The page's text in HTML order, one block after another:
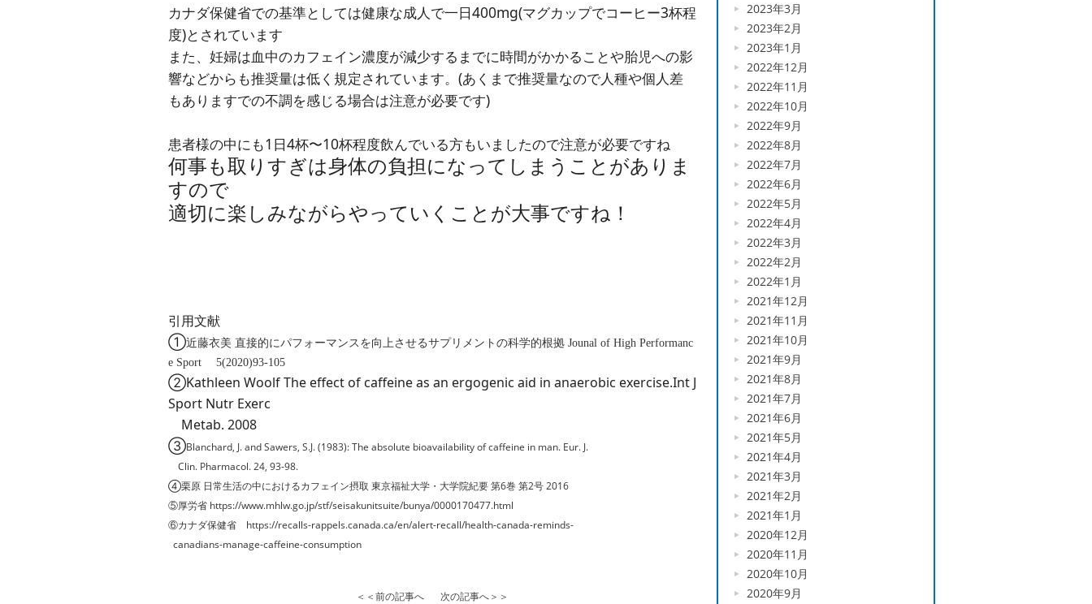
カナダ保健省での基準としては健康な成人で一日400mg(マグカップでコーヒー3杯程
度)とされています
また、妊婦は血中のカフェイン濃度が減少するまでに時間がかかることや胎児への影
響などからも推奨量は低く規定されています。(あくまで推奨量なので人種や個人差
もありますでの不調を感じる場合は注意が必要です)
患者様の中にも1日4杯〜10杯程度飲んでいる方もいましたので注意が必要ですね
何事も取りすぎは身体の負担になってしまうことがありま
すので
適切に楽しみながらやっていくことが大事ですね！
引用文献
①近藤衣美 直接的にパフォーマンスを向上させるサプリメントの科学的根拠 Jounal of High Performanc
e Sport 5(2020)93-105
②Kathleen Woolf The effect of caffeine as an ergogenic aid in anaerobic exercise.Int J
Sport Nutr Exerc
Metab. 2008
③Blanchard, J. and Sawers, S.J. (1983): The absolute bioavailability of caffeine in man. Eur. J.
Clin. Pharmacol. 24, 93-98.
④栗原 日常生活の中におけるカフェイン摂取 東京福祉大学・大学院紀要 第6巻 第2号 2016
⑤厚労省 https://www.mhlw.go.jp/stf/seisakunitsuite/bunya/0000170477.html
⑥カナダ保健省 https://recalls-rappels.canada.ca/en/alert-recall/health-canada-reminds-
canadians-manage-caffeine-consumption
＜＜前の記事へ 次の記事へ＞＞
2023年3月
2023年2月
2023年1月
2022年12月
2022年11月
2022年10月
2022年9月
2022年8月
2022年7月
2022年6月
2022年5月
2022年4月
2022年3月
2022年2月
2022年1月
2021年12月
2021年11月
2021年10月
2021年9月
2021年8月
2021年7月
2021年6月
2021年5月
2021年4月
2021年3月
2021年2月
2021年1月
2020年12月
2020年11月
2020年10月
2020年9月